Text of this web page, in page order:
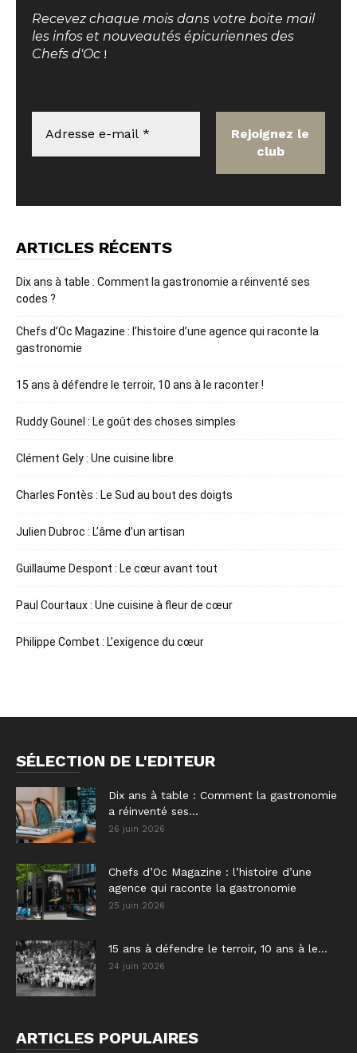
Recevez chaque mois dans votre boite mail
les infos et nouveautés épicuriennes des
Chefs d'Oc !
ARTICLES RÉCENTS
Dix ans à table : Comment la gastronomie a réinventé ses
codes ?
Chefs d’Oc Magazine : l’histoire d’une agence qui raconte la
gastronomie
15 ans à défendre le terroir, 10 ans à le raconter !
Ruddy Gounel : Le goût des choses simples
Clément Gely : Une cuisine libre
Charles Fontès : Le Sud au bout des doigts
Julien Dubroc : L’âme d’un artisan
Guillaume Despont : Le cœur avant tout
Paul Courtaux : Une cuisine à fleur de cœur
Philippe Combet : L’exigence du cœur
SÉLECTION DE L'EDITEUR
Dix ans à table : Comment la gastronomie
a réinventé ses...
26 juin 2026
Chefs d’Oc Magazine : l’histoire d’une
agence qui raconte la gastronomie
25 juin 2026
15 ans à défendre le terroir, 10 ans à le...
24 juin 2026
ARTICLES POPULAIRES